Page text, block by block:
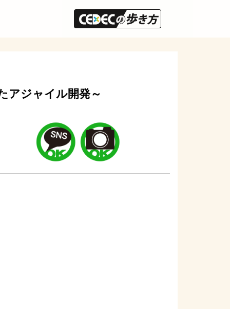
アジャイル開発～